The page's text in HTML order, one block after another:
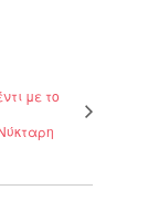
με το